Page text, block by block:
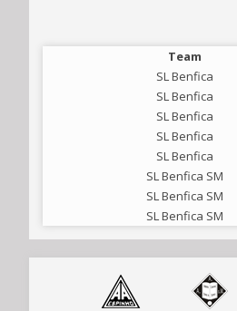
Team
SL Benfica
SL Benfica
SL Benfica
SL Benfica
SL Benfica
SL Benfica SM
SL Benfica SM
SL Benfica SM